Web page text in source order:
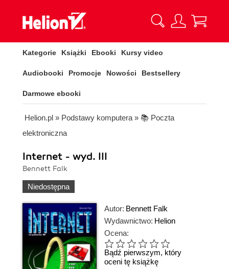
Kategorie Książki Ebooki Kursy video
Audiobooki Promocje Nowości Bestsellery
Darmowe ebooki
Helion.pl » Podstawy komputera » 📚 Poczta
elektroniczna
Internet - wyd. III
Bennett Falk
Niedostępna
Autor: Bennett Falk
Wydawnictwo: Helion
Ocena:
Bądź pierwszym, który
oceni tę książkę